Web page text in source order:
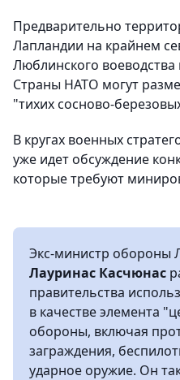
Предварительно
Лапландии на крайнем
Люблинского
Страны НАТО могут
"тихих сосново-
В кругах военных
уже идет обсуждение
которые требуют
Экс-министр обороны
Лауринас Касчюнас
правительства
в качестве элемента
обороны, включая
заграждения,
ударное оружие. Он